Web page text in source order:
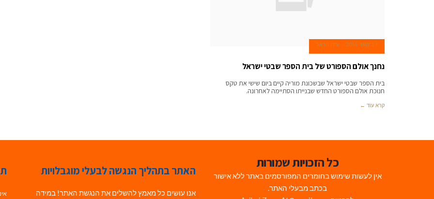
1 בינואר 2014 עידן הראל
נחנך אולם הספורט של בית הספר שבטי ישראל
בית הספר שבטי ישראל שבשכונת מוריה קיים ביום שישי את טקס
חנוכת אולם הספורט החדש שבנייתו הסתיימה לאחרונה.
קרא עוד ←
כל הזכויות שמורות
אין לעשות שימוש בחומרים המפורסמים באתר ללא אישור
בכתב מבעלי האתר.
האתר בתהליך הנגשה לבעלי מוגבלויות
אנו עושים כל מאמץ להשלים את הנגשת האתר! במידה